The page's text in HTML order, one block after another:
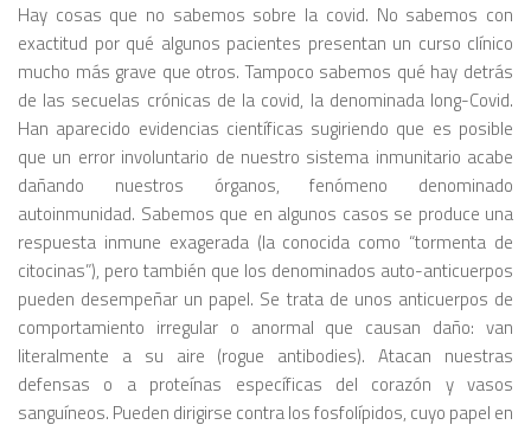
Hay cosas que no sabemos sobre la covid. No sabemos con
exactitud por qué algunos pacientes presentan un curso clínico
mucho más grave que otros. Tampoco sabemos qué hay detrás
de las secuelas crónicas de la covid, la denominadalong-Covid.
Han aparecido evidencias científicas sugiriendo que es posible
que un error involuntario de nuestro sistema inmunitario acabe
dañando nuestros órganos, fenómeno denominado
autoinmunidad. Sabemos que en algunos casos se produce una
respuesta inmune exagerada (la conocida como “tormenta de
citocinas”), pero también que los denominados auto-anticuerpos
pueden desempeñar un papel. Se trata de unos anticuerpos de
comportamiento irregular o anormal que causan daño: van
literalmente a su aire (rogue antibodies). Atacan nuestras
defensas o a proteínas específicas del corazón y vasos
sanguíneos. Pueden dirigirse contra los fosfolípidos, cuyo papel en